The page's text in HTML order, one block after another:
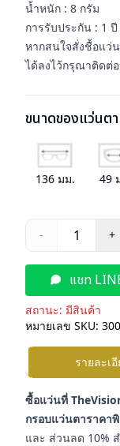
น้ำหนัก : 8 กรัม
การรับประกัน : 1 ปี
หากสนใจสั่งชื้อแว่
ได้ลงไว้กรุณาติดต่อ
ขนาดของแว่นตา
136 มม. 49
- 1 +
แชท
สถานะ: มีสินค้า
หมายเลข SKU:
รายละเ
ซื้อแว่นที่
กรอบแว่นตาราคา
และ ส่วนลด 10%